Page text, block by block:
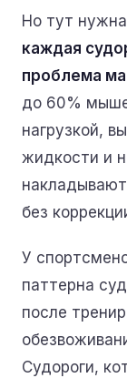
Но тут
каждая
проблема
до 60%
нагрузкой,
жидкости и
без
У
паттерна
после
Судороги,